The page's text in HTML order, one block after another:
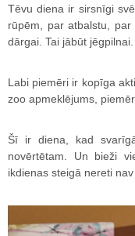
Tēvu diena ir sirsnīgi
rūpēm, par atbalstu,
dārgai. Tai jābūt jēgpilnai.
Labi piemēri ir kopīga
zoo apmeklējums,
Šī ir diena, kad
novērtētam. Un bieži
ikdienas steigā nereti